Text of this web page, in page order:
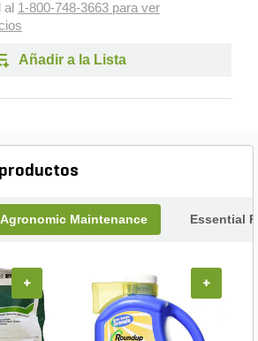
1-800-748-3663 para ver
Añadir a la Lista
Maintenance Essential
+ +